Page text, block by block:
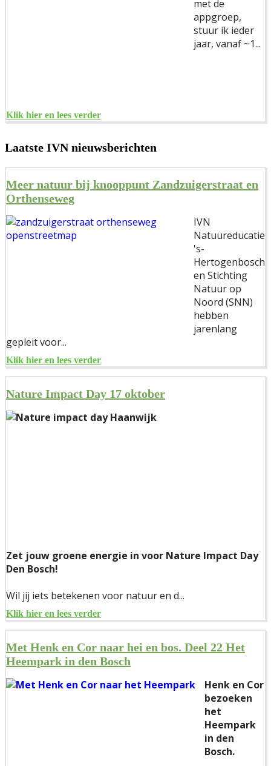
met de
appgroep,
stuur ik ieder
jaar, vanaf ~1...
Klik hier en lees verder
Laatste IVN nieuwsberichten
Meer natuur bij knooppunt Zandzuigerstraat en
Orthenseweg
IVN
Natuureducatie
's-
Hertogenbosch
en Stichting
Natuur op
Noord (SNN)
hebben
jarenlang
gepleit voor...
Klik hier en lees verder
Nature Impact Day 17 oktober
Zet jouw groene energie in voor Nature Impact Day
Den Bosch!
Wil jij iets betekenen voor natuur en d...
Klik hier en lees verder
Met Henk en Cor naar hei en bos. Deel 22 Het
Heempark in den Bosch
Henk en Cor
bezoeken
het
Heempark
in den
Bosch.